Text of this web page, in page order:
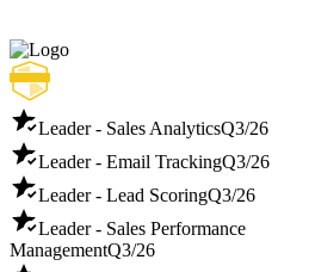
Leader - Sales AnalyticsQ3/26
Leader - Email TrackingQ3/26
Leader - Lead ScoringQ3/26
Leader - Sales Performance
ManagementQ3/26